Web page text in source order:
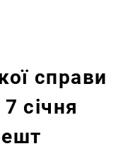
справи
січня